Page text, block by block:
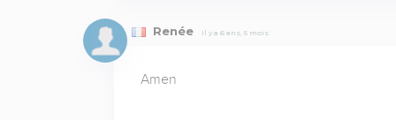
Renée Il y a 6 ans, 5 mois
Amen